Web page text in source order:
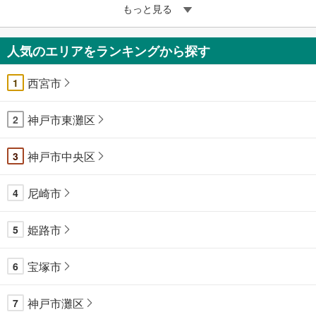
もっと見る
人気のエリアをランキングから探す
1 西宮市
2 神戸市東灘区
3 神戸市中央区
4 尼崎市
5 姫路市
6 宝塚市
7 神戸市灘区